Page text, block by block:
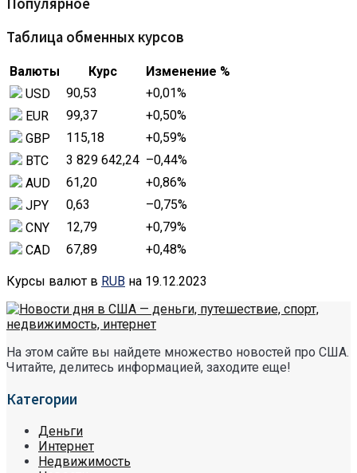
Таблица обменных курсов
Валюты Курс
Изменение %
USD
90,53 +0,01%
EUR
99,37 +0,50%
GBP
115,18 +0,59%
BTC
3 829 642,24 –0,44%
AUD
61,20 +0,86%
JPY
0,63 –0,75%
CNY
12,79 +0,79%
CAD
67,89 +0,48%
Курсы валют в RUB на 19.12.2023
На этом сайте вы найдете множество новостей про США.
Читайте, делитесь информацией, заходите еще!
Категории
Деньги
Интернет
Недвижимость